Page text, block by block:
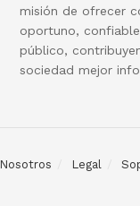
misión de ofrecer
oportuno,
público,
sociedad mejor
Nosotros Legal